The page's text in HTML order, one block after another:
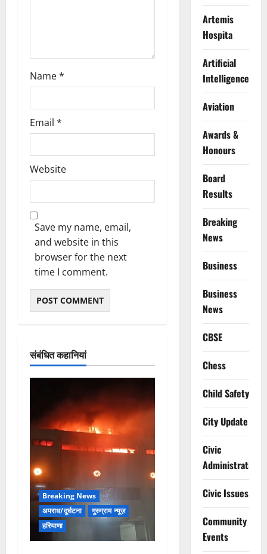
Name*
Email *
Website
Save my name, email,
and website in this
browser for the next
time I comment.
संबंधित कहानियां
Breaking News
अपराध/दुर्घटना
गुरुग्राम न्यूज़
हरियाणा
Artemis
Hospita
Artificial
Intelligence
Aviation
Awards &
Honours
Board
Results
Breaking
News
Business
Business
News
CBSE
Chess
Child Safety
City Update
Civic
Administration
Civic Issues
Community
Events